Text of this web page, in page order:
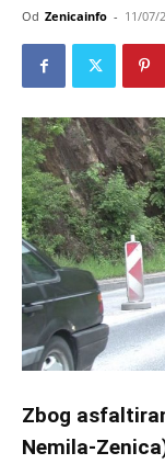
Od Zenicainfo - 11/07/
Zbog
Nemila-